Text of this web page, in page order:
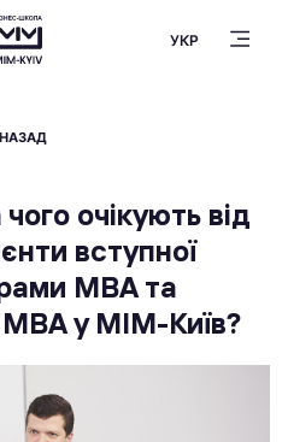
УКР
очікують від
вступної
MBA та
у МІМ-Київ?